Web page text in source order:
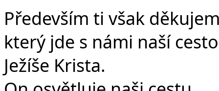
Především ti však
který jde s námi naší
Ježíše Krista.